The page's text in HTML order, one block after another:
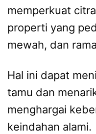
memperkuat
properti yang
mewah, dan
Hal ini dapat
tamu dan
menghargai
keindahan alami.